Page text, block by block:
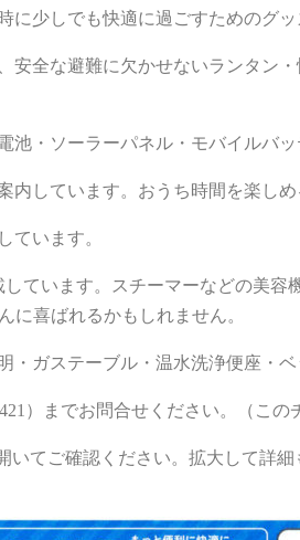
少しでも快適に過ごすためのグッ
全な避難に欠かせないランタン
・ソーラーパネル・モバイルバッ
しています。おうち時間を楽し
ています。
ています。スチーマーなどの美
に喜ばれるかもしれません。
ガステーブル・温水洗浄便座・ベ
）までお問合せください。（この
てご確認ください。拡大して詳細